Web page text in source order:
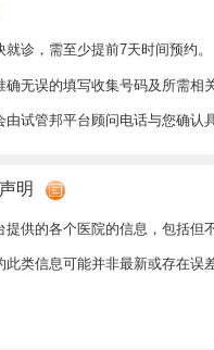
就诊，需至少提前7天时间预约。
确无误的填写收集号码及所需相
由试管邦平台顾问电话与您确认
明
提供的各个医院的信息，包括但
此类信息可能并非最新或存在误